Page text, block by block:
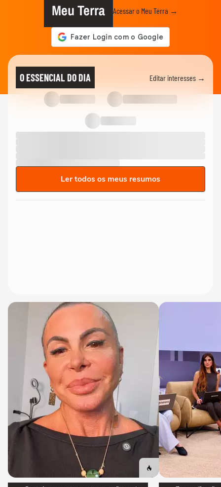
Meu Terra Acessar o Meu Terra →
O ESSENCIAL DO DIA Editar interesses →
Ler todos os meus resumos